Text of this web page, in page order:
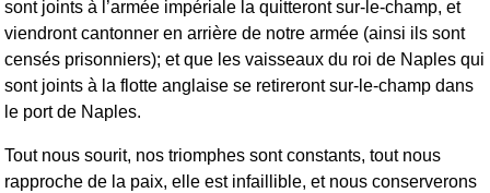
sont joints à l’armée impériale la quitteront sur-le-champ, et
viendront cantonner en arrière de notre armée (ainsi ils sont
censés prisonniers); et que les vaisseaux du roi de Naples qui
sont joints à la flotte anglaise se retireront sur-le-champ dans
le port de Naples.
Tout nous sourit, nos triomphes sont constants, tout nous
rapproche de la paix, elle est infaillible, et nous conserverons